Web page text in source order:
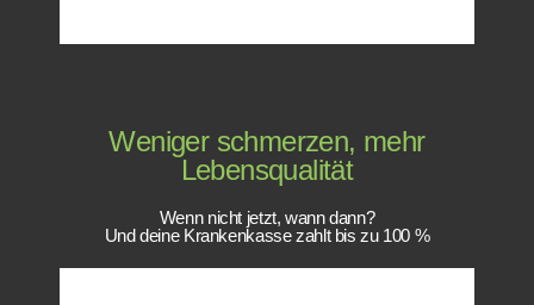
Weniger schmerzen, mehr
Lebensqualität
Wenn nicht jetzt, wann dann?
Und deine Krankenkasse zahlt bis zu 100 %